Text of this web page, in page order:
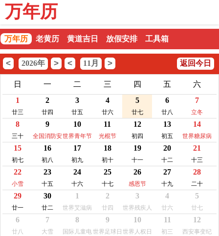
万年历
万年历 老黄历 黄道吉日 放假安排 工具箱
< 2026年 > < 11月 > 返回今日
日 一 二 三 四 五
六
1
廿三
2
廿四
3
廿五
4
廿六
5
廿七
6
廿八
7
立冬
8
三十
9
全国消防安
全宣传教育
日
10
世界青年节
11
光棍节
12
初四
13
初五
14
世界糖尿病
日
15
初七
16
初八
17
初九
18
初十
19
十一
20
十二
21
十三
22
小雪
23
十五
24
十六
25
十七
26
感恩节
27
十九
28
二十
29
廿一
30
廿二
1
世界艾滋病
日
2
廿四
3
世界残疾人
日
4
廿六
5
廿七
6
廿八
7
大雪
8
国际儿童电
9
世界足球日
10
世界人权日
11
初三
12
西安事变纪